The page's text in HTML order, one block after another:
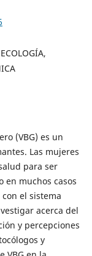
(VBG) es un
Las mujeres
para ser
en muchos casos
el sistema
acerca del
y percepciones
y